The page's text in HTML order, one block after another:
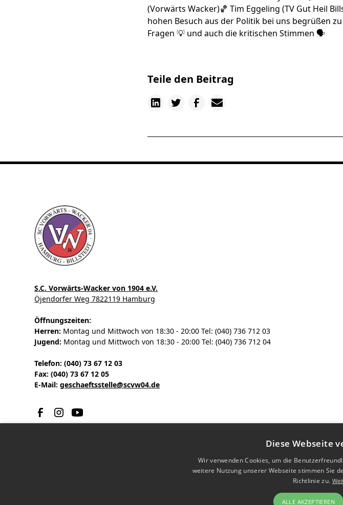
(Vorwärts Wacker)🏀 Tim Eggeling (TV Gut Heil
hohen Besuch aus der Politik bei uns begrüßen
Fragen 💡 und auch die kritischen Stimmen 🗣️
Teile den Beitrag
S.C. Vorwärts-Wacker von 1904 e.V.
Öjendorfer Weg 7822119 Hamburg
Öffnungszeiten:
Herren: Montag und Mittwoch von 18:30 - 20:00 Tel: (040) 736 712 03
Jugend: Montag und Mittwoch von 18:30 - 20:00 Tel: (040) 736 712 04
Telefon: (040) 73 67 12 03
Fax: (040) 73 67 12 05
E-Mail:geschaeftsstelle@scvw04.de
Diese Webseite
Wir verwenden Cookies, um die
weitere Nutzung unserer Webseite stimmen Sie
Richtlinie zu.
ALLE AKZEPTIEREN